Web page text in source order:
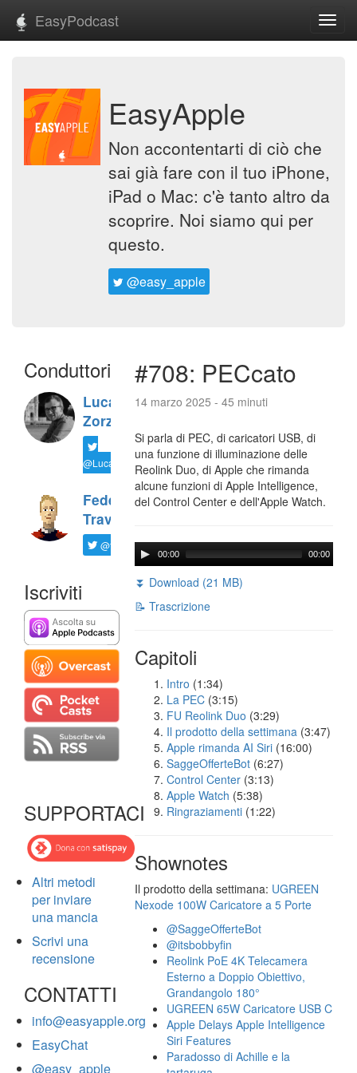
EasyPodcast
EasyApple
Non accontentarti di ciò che
sai già fare con il tuo iPhone,
iPad o Mac: c'è tanto altro da
scoprire. Noi siamo qui per
questo.
@easy_apple
Conduttori
Luca
Zorzi
@LucaTNT
Federico
Travaini
@ftrava
Iscriviti
SUPPORTACI
Altri metodi
per inviare
una mancia
Scrivi una
recensione
CONTATTI
info@easyapple.org
EasyChat
@easy_apple
#708: PECcato
14 marzo 2025 - 45 minuti
Si parla di PEC, di caricatori USB, di
una funzione di illuminazione delle
Reolink Duo, di Apple che rimanda
alcune funzioni di Apple Intelligence,
del Control Center e dell'Apple Watch.
00:00 00:00
⏬ Download (21 MB)
📝 Trascrizione
Capitoli
Intro (1:34)
La PEC (3:15)
FU Reolink Duo (3:29)
Il prodotto della settimana (3:47)
Apple rimanda AI Siri (16:00)
SaggeOfferteBot (6:27)
Control Center (3:13)
Apple Watch (5:38)
Ringraziamenti (1:22)
Shownotes
Il prodotto della settimana: UGREEN
Nexode 100W Caricatore a 5 Porte
@SaggeOfferteBot
@itsbobbyfin
Reolink PoE 4K Telecamera
Esterno a Doppio Obiettivo,
Grandangolo 180°
UGREEN 65W Caricatore USB C
Apple Delays Apple Intelligence
Siri Features
Paradosso di Achille e la